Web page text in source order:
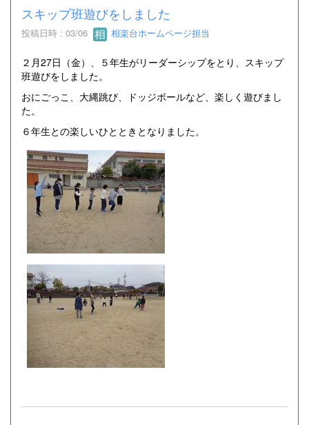
スキップ班遊びをしました
投稿日時 : 03/06 相楽台ホームページ担当
２月27日（金）、５年生がリーダーシップをとり、スキップ
班遊びをしました。
おにごっこ、大縄跳び、ドッジボールなど、楽しく遊びまし
た。
６年生との楽しいひとときとなりました。